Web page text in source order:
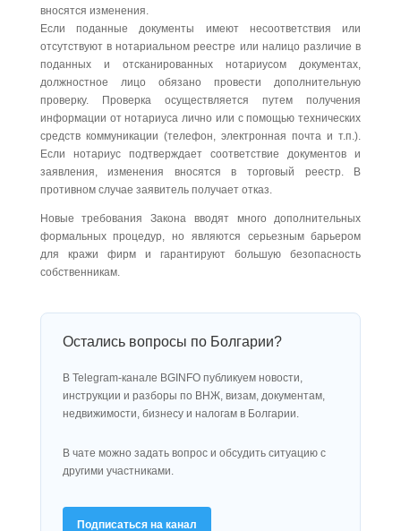
вносятся изменения.
Если поданные документы имеют несоответствия или
отсутствуют в нотариальном реестре или налицо различие в
поданных и отсканированных нотариусом документах,
должностное лицо обязано провести дополнительную
проверку. Проверка осуществляется путем получения
информации от нотариуса лично или с помощью технических
средств коммуникации (телефон, электронная почта и т.п.).
Если нотариус подтверждает соответствие документов и
заявления, изменения вносятся в торговый реестр. В
противном случае заявитель получает отказ.
Новые требования Закона вводят много дополнительных
формальных процедур, но являются серьезным барьером
для кражи фирм и гарантируют большую безопасность
собственникам.
Остались вопросы по Болгарии?
В Telegram-канале BGINFO публикуем новости,
инструкции и разборы по ВНЖ, визам, документам,
недвижимости, бизнесу и налогам в Болгарии.
В чате можно задать вопрос и обсудить ситуацию с
другими участниками.
Подписаться на канал